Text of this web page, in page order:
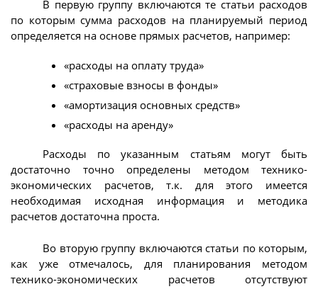
В первую группу включаются те статьи расходов
по которым сумма расходов на планируемый период
определяется на основе прямых расчетов, например:
«расходы на оплату труда»
«страховые взносы в фонды»
«амортизация основных средств»
«расходы на аренду»
Расходы по указанным статьям могут быть
достаточно точно определены методом технико-
экономических расчетов, т.к. для этого имеется
необходимая исходная информация и методика
расчетов достаточна проста.
Во вторую группу включаются статьи по которым,
как уже отмечалось, для планирования методом
технико-экономических расчетов отсутствуют